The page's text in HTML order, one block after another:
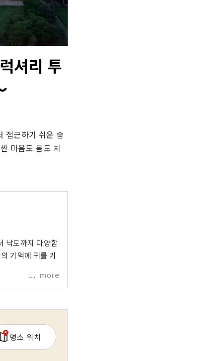
셔리 투
접근하기 쉬운 숨
마음도 몸도 치
낙도까지 다양합
기억에 귀를 기
more
명소 위치